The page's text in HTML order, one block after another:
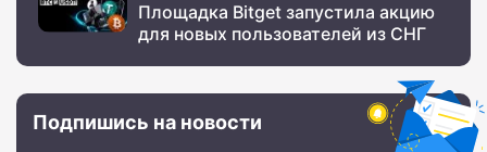
Площадка Bitget запустила акцию
для новых пользователей из СНГ
Подпишись на новости